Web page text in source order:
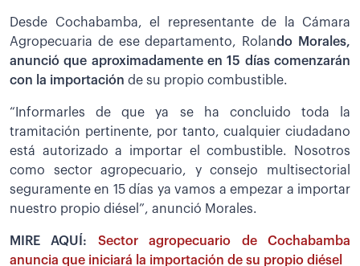
Desde Cochabamba, el representante de la Cámara
Agropecuaria de ese departamento, Rolando Morales,
anunció que aproximadamente en 15 días comenzarán
con la importación de su propio combustible.
“Informarles de que ya se ha concluido toda la
tramitación pertinente, por tanto, cualquier ciudadano
está autorizado a importar el combustible. Nosotros
como sector agropecuario, y consejo multisectorial
seguramente en 15 días ya vamos a empezar a importar
nuestro propio diésel”, anunció Morales.
MIRE AQUÍ: Sector agropecuario de Cochabamba
anuncia que iniciará la importación de su propio diésel